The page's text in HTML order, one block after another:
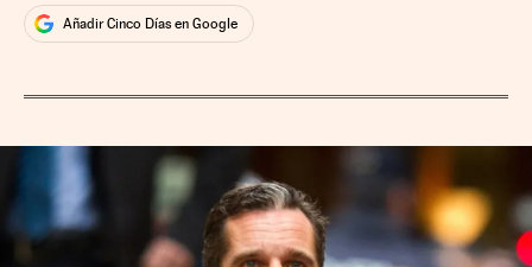
Añadir Cinco Días en Google